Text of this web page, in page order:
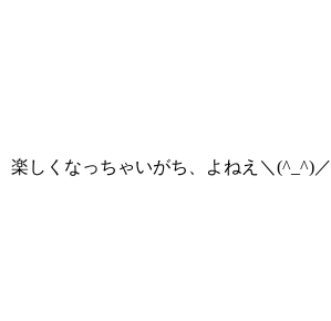
楽しくなっちゃいがち、よねえ＼(^_^)／